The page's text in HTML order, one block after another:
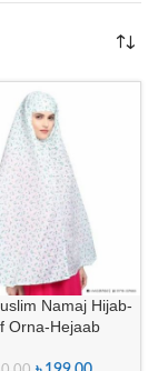
Namaj Hijab-
Orna-Hejaab